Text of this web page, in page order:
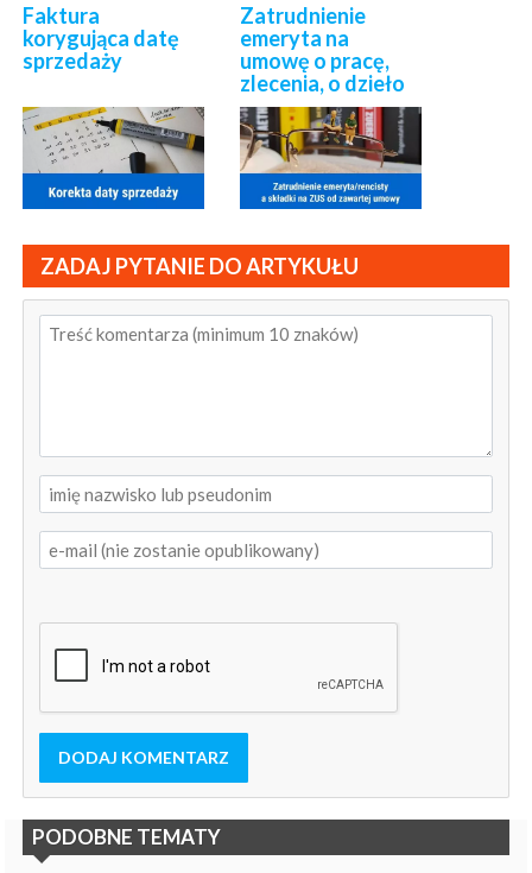
Faktura
korygująca datę
sprzedaży
Zatrudnienie
emeryta na
umowę o pracę,
zlecenia, o dzieło
ZADAJ PYTANIE DO ARTYKUŁU
DODAJ KOMENTARZ
PODOBNE TEMATY